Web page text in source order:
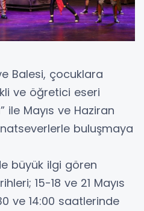
Balesi, çocuklara
ve öğretici eseri
ile Mayıs ve Haziran
buluşmaya
büyük ilgi gören
15-18 ve 21 Mayıs
ve 14:00 saatlerinde